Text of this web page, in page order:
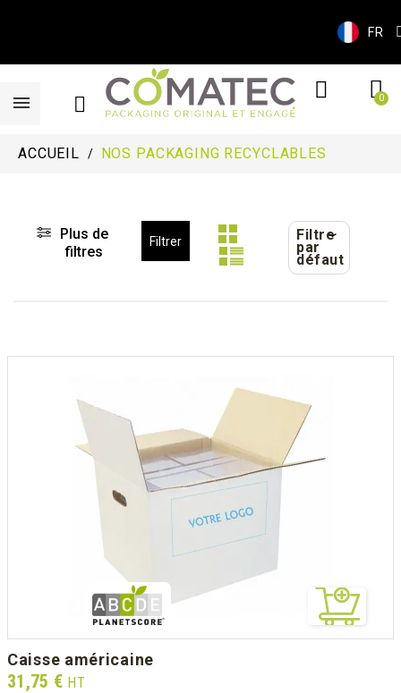
FR
ACCUEIL NOS PACKAGING RECYCLABLES
Plus de
filtres
Filtrer Filtre
par
défaut
caisse américaine
Prix
31,75 € HT